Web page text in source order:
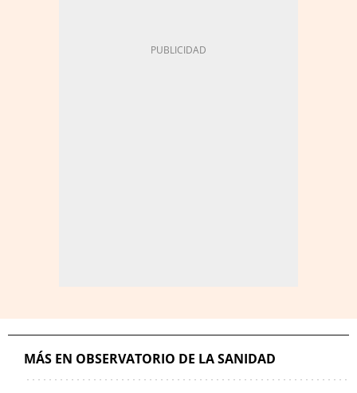
MÁS EN OBSERVATORIO DE LA SANIDAD